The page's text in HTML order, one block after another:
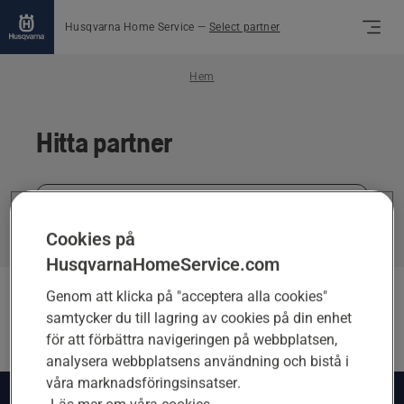
Husqvarna Home Service — Select partner
Hem
Hitta partner
Skriv
din
fullständiga
Partner
Cookies på
HusqvarnaHomeService.com
Genom att klicka på "acceptera alla cookies"
samtycker du till lagring av cookies på din enhet
för att förbättra navigeringen på webbplatsen,
analysera webbplatsens användning och bistå i
våra marknadsföringsinsatser.